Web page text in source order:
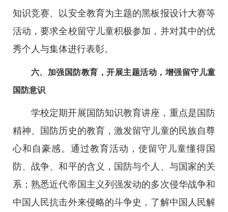
知识竞赛、以安全教育为主题的黑板报设计大赛等
活动，要求全校留守儿童积极参加，并对其中的优
秀个人与集体进行表彰。
六、加强国防教育，开展主题活动，增强留守儿童
国防意识
学校定期开展国防知识教育讲座，重点是国防
精神、国防历史的教育，激发留守儿童的民族自尊
心和自豪感。通过教育活动，使留守儿童懂得国
防、战争、和平的含义，国防与个人、与国家的关
系；熟悉近代帝国主义列强发动的多次侵华战争和
中国人民抗击外来侵略的斗争史，了解中国人民解